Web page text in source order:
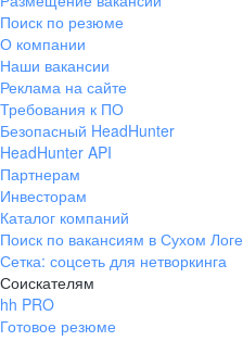
Поиск по резюме
О компании
Наши вакансии
Реклама на сайте
Требования к ПО
Безопасный HeadHunter
HeadHunter API
Партнерам
Инвесторам
Каталог компаний
Поиск по вакансиям в Сухом Логе
Сетка: соцсеть для нетворкинга
Соискателям
hh PRO
Готовое резюме